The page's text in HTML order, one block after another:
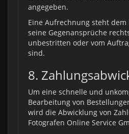
angegeben.
Eine Aufrechnung steht
seine Gegenansprüche
unbestritten oder vom
sind.
8.
Um eine schnelle und
Bearbeitung von
wird die Abwicklung von
Fotografen Online Service